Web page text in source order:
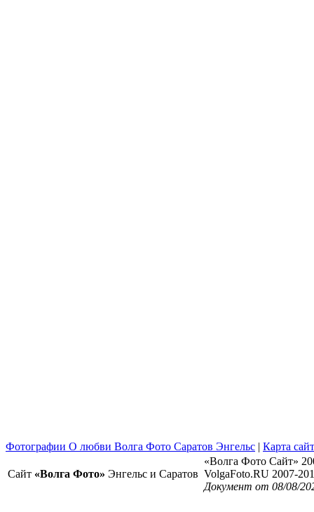
Фотографии О любви Волга Фото Саратов Энгельс | Карта
Сайт «Волга Фото» Энгельс и Саратов
«Волга Фото Сайт»
VolgaFoto.RU 2007-
Документ от 08/08/